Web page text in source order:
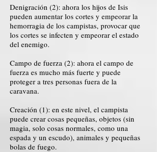
Denigración (2): ahora los hijos de Isis
pueden aumentar los cortes y empeorar la
hemorragia de los campistas, provocar que
los cortes se infecten y empeorar el estado
del enemigo.
Campo de fuerza (2): ahora el campo de
fuerza es mucho más fuerte y puede
proteger a tres personas fuera de la
caravana.
Creación (1): en este nivel, el campista
puede crear cosas pequeñas, objetos (sin
magia, solo cosas normales, como una
espada y un escudo), animales y pequeñas
bolas de fuego.